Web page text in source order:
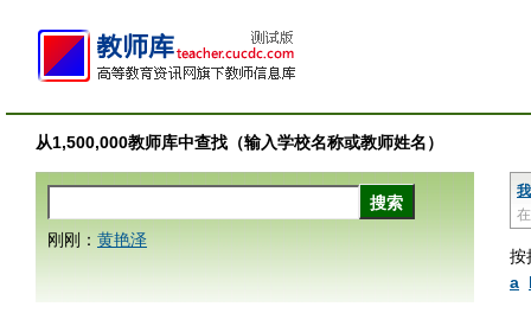
从1,500,000教师库中查找（输入学校名称或教师姓名）
按
a
刚刚： 黄艳泽